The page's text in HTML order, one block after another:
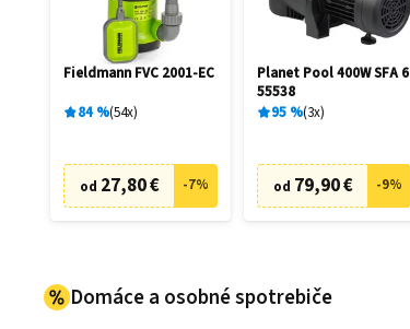
Fieldmann FVC 2001-EC
84% 54x
od 27,80 € -7%
Planet Pool 400W SFA 6
55538
95 % 3x
od 79,90 € -9%
Domáce a osobné spotrebiče